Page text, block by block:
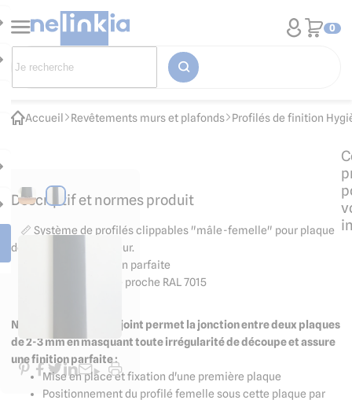
0
Accueil Revêtements murs et plafonds Profilés de finition
Descriptif et normes produit
📏 Système de profilés clippables "mâle-femelle" pour plaque
de 2 à 3 mm d'épaisseur.
📐 Assure une finition parfaite
⚪️ Coloris gris foncé proche RAL 7015
Notre profilé couvre-joint permet la jonction entre deux plaques
de 2-3 mm en masquant toute irrégularité de découpe et assure
une finition parfaite :
Mise en place et fixation d'une première plaque
Positionnement du profilé femelle sous cette plaque par